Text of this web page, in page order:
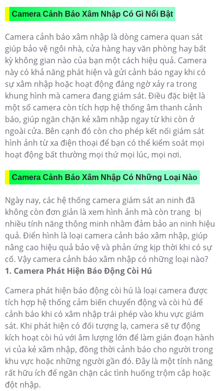
Camera Cảnh Báo Xâm Nhập Có Gì Nổi Bật
Camera cảnh báo xâm nhập là dòng camera quan sát
giúp bảo vệ ngôi nhà, cửa hàng hay văn phòng hay bất
kỳ không gian nào của bạn một cách hiệu quả. Camera
này có khả năng phát hiện và gửi cảnh báo ngay khi có
sự xâm nhập hoặc hoạt động đáng ngờ xảy ra trong
khung hình mà camera đang giám sát. Điều đặc biệt là
một số camera còn tích hợp hệ thống âm thanh cảnh
báo, giúp ngăn chặn kẻ xâm nhập ngay từ khi còn ở
ngoài cửa. Bên cạnh đó còn cho phép kết nối giám sát
hình ảnh từ xa điện thoại để bạn có thể kiểm soát mọi
hoạt động bất thường mọi thứ mọi lúc, mọi nơi.
Camera Cảnh Báo Xâm Nhập Có Những Loại Nào
Ngày nay, các hệ thống camera giám sát an ninh đã
không còn đơn giản là xem hình ảnh mà còn trang bị
nhiều tính năng thông minh nhằm đảm bảo an ninh hiệu
quả. Điển hình là loại camera cảnh báo xâm nhập, giúp
nâng cao hiệu quả bảo vệ và phản ứng kịp thời khi có sự
cố. Vậy camera cảnh báo xâm nhập có những loại nào?
1. Camera Phát Hiện Báo Động Còi Hú
Camera phát hiện báo động còi hú là loại camera được
tích hợp hệ thống cảm biến chuyển động và còi hú để
cảnh báo khi có xâm nhập trái phép vào khu vực giám
sát. Khi phát hiện có đối tượng lạ, camera sẽ tự động
kích hoạt còi hú với âm lượng lớn để làm gián đoạn hành
vi của kẻ xâm nhập, đồng thời cảnh báo cho người trong
khu vực hoặc những người gần đó. Đây là một tính năng
rất hữu ích để ngăn chặn các tình huống trộm cắp hoặc
đột nhập.